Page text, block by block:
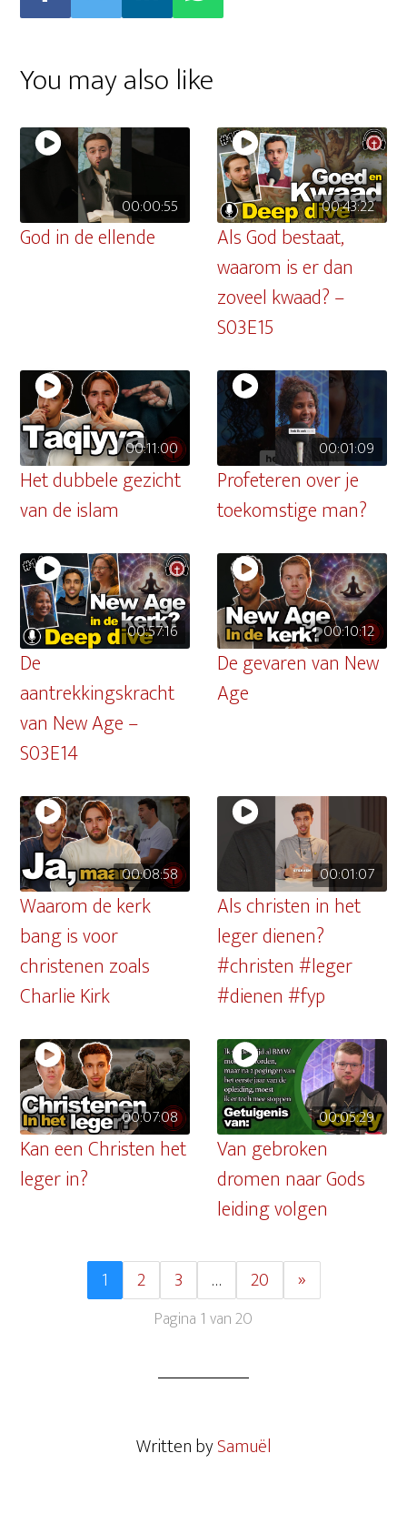
You may also like
00:00:55
God in de ellende
00:43:22
Als God bestaat,
waarom is er dan
zoveel kwaad? –
S03E15
00:11:00
Het dubbele gezicht
van de islam
00:01:09
Profeteren over je
toekomstige man?
00:57:16
De
aantrekkingskracht
van New Age –
S03E14
00:10:12
De gevaren van New
Age
00:08:58
Waarom de kerk
bang is voor
christenen zoals
Charlie Kirk
00:01:07
Als christen in het
leger dienen?
#christen #leger
#dienen #fyp
00:07:08
Kan een Christen het
leger in?
00:05:29
Van gebroken
dromen naar Gods
leiding volgen
1 2 3 … 20 »
Pagina 1 van 20
Written bySamuël